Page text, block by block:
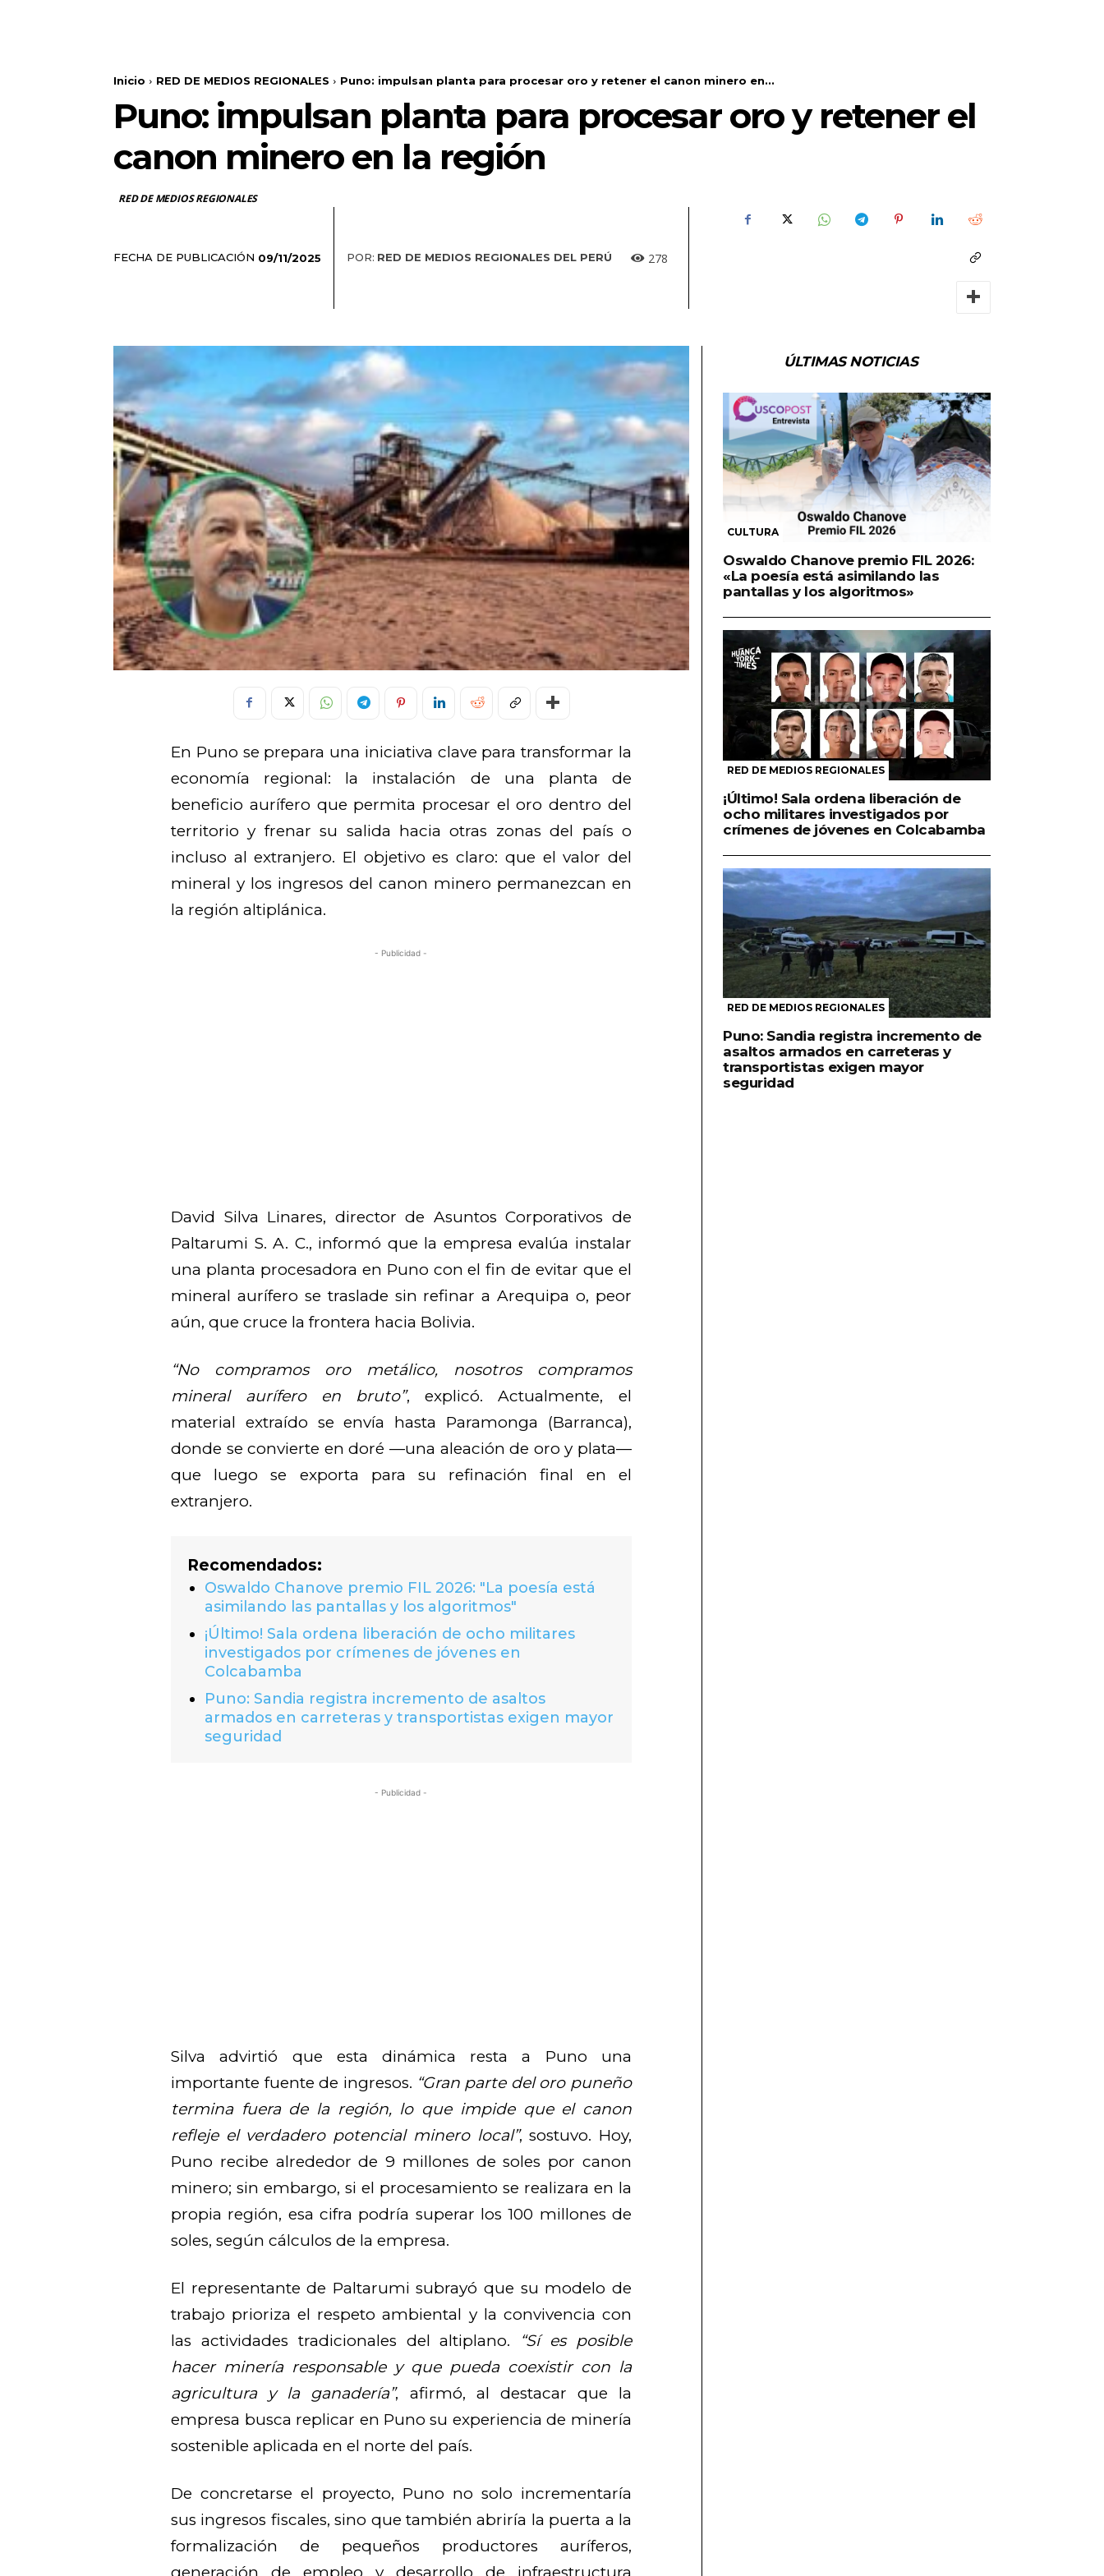
Inicio RED DE MEDIOS REGIONALES Puno: impulsan planta para procesar oro y retener el canon minero en...
Puno: impulsan planta para procesar oro y retener el
canon minero en la región
RED DE MEDIOS REGIONALES
FECHA DE PUBLICACIÓN 09/11/2025 POR: RED DE MEDIOS REGIONALES DEL PERÚ 278
En Puno se prepara una iniciativa clave para transformar la
economía regional: la instalación de una planta de
beneficio aurífero que permita procesar el oro dentro del
territorio y frenar su salida hacia otras zonas del país o
incluso al extranjero. El objetivo es claro: que el valor del
mineral y los ingresos del canon minero permanezcan en
la región altiplánica.
- Publicidad -
David Silva Linares, director de Asuntos Corporativos de
Paltarumi S. A. C., informó que la empresa evalúa instalar
una planta procesadora en Puno con el fin de evitar que el
mineral aurífero se traslade sin refinar a Arequipa o, peor
aún, que cruce la frontera hacia Bolivia.
“No compramos oro metálico, nosotros compramos
mineral aurífero en bruto”, explicó. Actualmente, el
material extraído se envía hasta Paramonga (Barranca),
donde se convierte en doré —una aleación de oro y plata—
que luego se exporta para su refinación final en el
extranjero.
Recomendados:
Oswaldo Chanove premio FIL 2026: "La poesía está
asimilando las pantallas y los algoritmos"
¡Último! Sala ordena liberación de ocho militares
investigados por crímenes de jóvenes en
Colcabamba
Puno: Sandia registra incremento de asaltos
armados en carreteras y transportistas exigen mayor
seguridad
- Publicidad -
Silva advirtió que esta dinámica resta a Puno una
importante fuente de ingresos. “Gran parte del oro puneño
termina fuera de la región, lo que impide que el canon
refleje el verdadero potencial minero local”, sostuvo. Hoy,
Puno recibe alrededor de 9 millones de soles por canon
minero; sin embargo, si el procesamiento se realizara en la
propia región, esa cifra podría superar los 100 millones de
soles, según cálculos de la empresa.
El representante de Paltarumi subrayó que su modelo de
trabajo prioriza el respeto ambiental y la convivencia con
las actividades tradicionales del altiplano.
“Sí es posible
hacer minería responsable y que pueda coexistir con la
agricultura y la ganadería”, afirmó, al destacar que la
empresa busca replicar en Puno su experiencia de minería
sostenible aplicada en el norte del país.
De concretarse el proyecto, Puno no solo incrementaría
sus ingresos fiscales, sino que también abriría la puerta a la
formalización de pequeños productores auríferos,
generación de empleo y desarrollo de infraestructura
ÚLTIMAS NOTICIAS
CULTURA
Oswaldo Chanove premio FIL 2026:
«La poesía está asimilando las
pantallas y los algoritmos»
RED DE MEDIOS REGIONALES
¡Último! Sala ordena liberación de
ocho militares investigados por
crímenes de jóvenes en Colcabamba
RED DE MEDIOS REGIONALES
Puno: Sandia registra incremento de
asaltos armados en carreteras y
transportistas exigen mayor
seguridad